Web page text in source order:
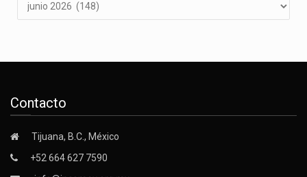
Contacto
Tijuana, B.C., México
+52 664 627 7590